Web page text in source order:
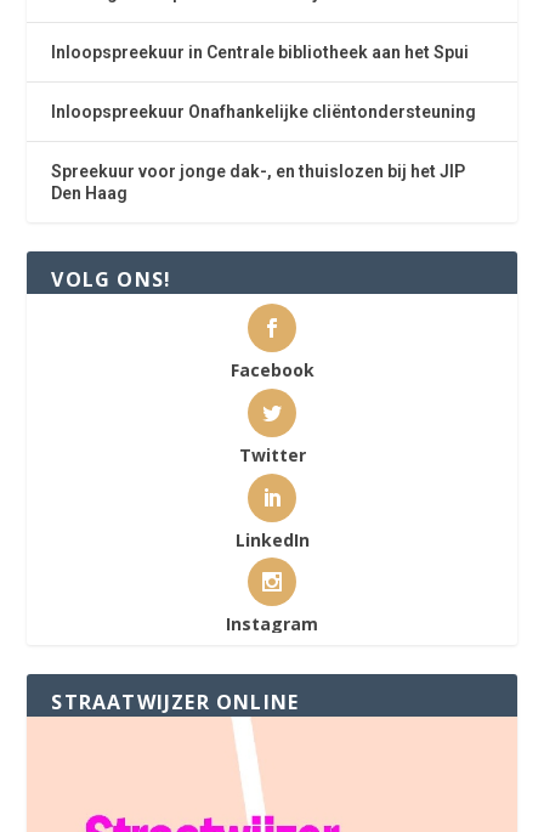
Inloopspreekuur in Centrale bibliotheek aan het Spui
Inloopspreekuur Onafhankelijke cliëntondersteuning
Spreekuur voor jonge dak-, en thuislozen bij het JIP
Den Haag
VOLG ONS!
Facebook
Twitter
LinkedIn
Instagram
STRAATWIJZER ONLINE